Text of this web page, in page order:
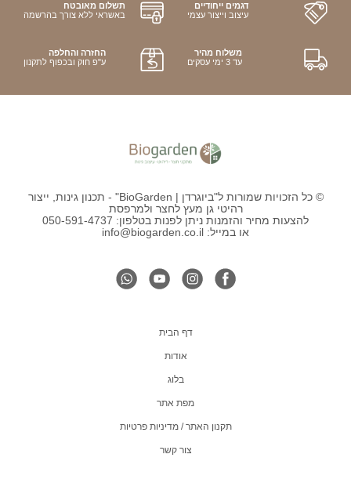
דגמים ייחודיים
עיצוב וייצור עצמי
תשלום מאובטח
באשראי ללא צורך בהרשמה
משלוח מהיר
עד 3 ימי עסקים
החזרה והחלפה
ע"פ חוק ובכפוף לתקנון
© כל הזכויות שמורות ל"ביוגרדן | BioGarden" - תכנון גינות, ייצור
רהיטי גן מעץ לחצר ולמרפסת
להצעות מחיר והזמנות ניתן לפנות בטלפון: 050-591-4737
או במייל: info@biogarden.co.il
דף הבית
אודות
בלוג
מפת אתר
תקנון האתר / מדיניות פרטיות
צור קשר